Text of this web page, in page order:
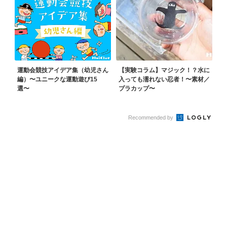
運動会競技アイデア集（幼児さん
編）〜ユニークな運動遊び15
選〜
【実験コラム】マジック！？水に
入っても濡れない忍者！〜素材／
プラカップ〜
Recommended by